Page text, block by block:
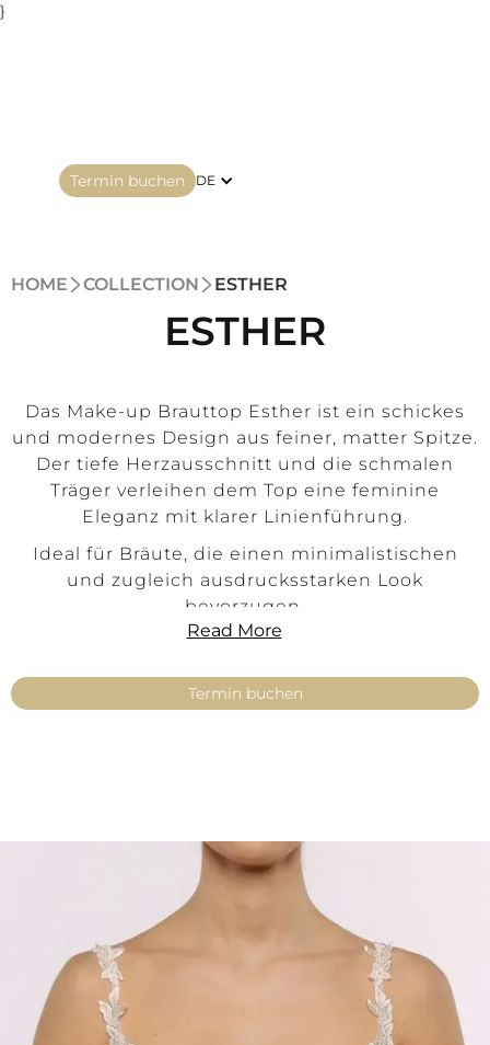
}
Termin buchen DE
HOME COLLECTION ESTHER
ESTHER
Das Make-up Brauttop Esther ist ein schickes
und modernes Design aus feiner, matter Spitze.
Der tiefe Herzausschnitt und die schmalen
Träger verleihen dem Top eine feminine
Eleganz mit klarer Linienführung.
Ideal für Bräute, die einen minimalistischen
und zugleich ausdrucksstarken Look
bevorzugen.
Stil:Modern · Elegant · Feminin
Träger:Schmale Träger
Passform:Feminin, edel
Größen:34–54
Produkttyp:
Make Up – Top
Verfügbarkeit:
Kein Versand – ausschließlich
mit Anprobe in unseren Boutiquen erhältlich
Key Features
Read More
Termin buchen